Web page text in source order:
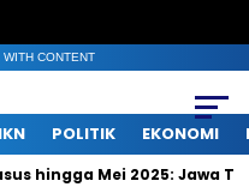
CONTENT
POLITIK EKONOMI
Mei 2025: Jawa